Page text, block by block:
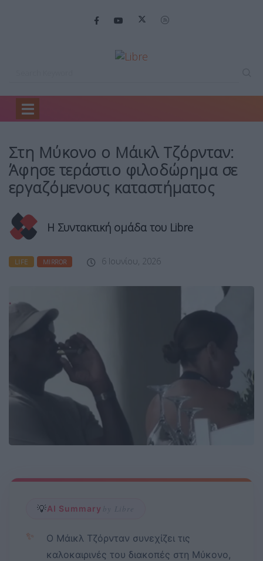
Home
Στη Μύκονο ο Μάικλ Τζόρνταν:
Άφησε τεράστιο φιλοδώρημα σε
εργαζόμενους καταστήματος
Η Συντακτική ομάδα του Libre
LIFE MIRROR 6 Ιουνίου, 2026
💡AI Summary by Libre
✨
Ο Μάικλ Τζόρνταν συνεχίζει τις
καλοκαιρινές του διακοπές στη Μύκονο,